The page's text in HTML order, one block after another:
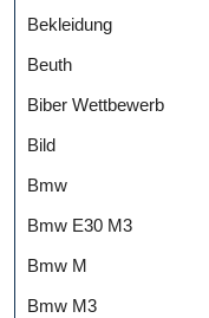
Bekleidung
Beuth
Biber Wettbewerb
Bild
Bmw
Bmw E30 M3
Bmw M
Bmw M3